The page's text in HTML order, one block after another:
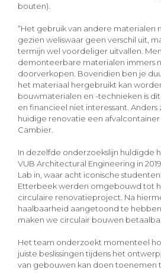
bouten).
“Het gebruik van andere materialen
gezien weliswaar geen verschil uit,
termijn wel voordeliger uitvallen.
demonteerbare materialen immers
doorverkopen. Bovendien ben je
het materiaal hergebruikt kan
bouwmaterialen en -technieken is
en financieel niet interessant. Anders
huidige renovatie een afvalcontainer
Cambier.
In dezelfde onderzoekslijn huldigde
VUB Architectural Engineering in
Lab in, waar acht iconische
Etterbeek werden omgebouwd tot
circulaire renovatieproject. Na
haalbaarheid aangetoond te
maken we circulair bouwen
Het team onderzoekt momenteel
juiste beslissingen tijdens het
van gebouwen kan doen toenemen